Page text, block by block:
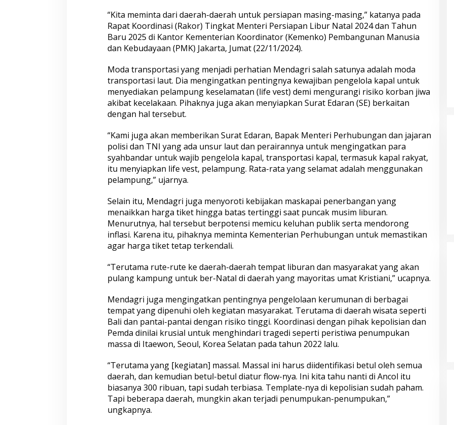
“Kita meminta dari daerah-daerah untuk persiapan masing-masing,” katanya pada
Rapat Koordinasi (Rakor) Tingkat Menteri Persiapan Libur Natal 2024 dan Tahun
Baru 2025 di Kantor Kementerian Koordinator (Kemenko) Pembangunan Manusia
dan Kebudayaan (PMK) Jakarta, Jumat (22/11/2024).
Moda transportasi yang menjadi perhatian Mendagri salah satunya adalah moda
transportasi laut. Dia mengingatkan pentingnya kewajiban pengelola kapal untuk
menyediakan pelampung keselamatan (life vest) demi mengurangi risiko korban jiwa
akibat kecelakaan. Pihaknya juga akan menyiapkan Surat Edaran (SE) berkaitan
dengan hal tersebut.
“Kami juga akan memberikan Surat Edaran, Bapak Menteri Perhubungan dan jajaran
polisi dan TNI yang ada unsur laut dan perairannya untuk mengingatkan para
syahbandar untuk wajib pengelola kapal, transportasi kapal, termasuk kapal rakyat,
itu menyiapkan life vest, pelampung. Rata-rata yang selamat adalah menggunakan
pelampung,” ujarnya.
Selain itu, Mendagri juga menyoroti kebijakan maskapai penerbangan yang
menaikkan harga tiket hingga batas tertinggi saat puncak musim liburan.
Menurutnya, hal tersebut berpotensi memicu keluhan publik serta mendorong
inflasi. Karena itu, pihaknya meminta Kementerian Perhubungan untuk memastikan
agar harga tiket tetap terkendali.
“Terutama rute-rute ke daerah-daerah tempat liburan dan masyarakat yang akan
pulang kampung untuk ber-Natal di daerah yang mayoritas umat Kristiani,” ucapnya.
Mendagri juga mengingatkan pentingnya pengelolaan kerumunan di berbagai
tempat yang dipenuhi oleh kegiatan masyarakat. Terutama di daerah wisata seperti
Bali dan pantai-pantai dengan risiko tinggi. Koordinasi dengan pihak kepolisian dan
Pemda dinilai krusial untuk menghindari tragedi seperti peristiwa penumpukan
massa di Itaewon, Seoul, Korea Selatan pada tahun 2022 lalu.
“Terutama yang [kegiatan] massal. Massal ini harus diidentifikasi betul oleh semua
daerah, dan kemudian betul-betul diatur flow-nya. Ini kita tahu nanti di Ancol itu
biasanya 300 ribuan, tapi sudah terbiasa. Template-nya di kepolisian sudah paham.
Tapi beberapa daerah, mungkin akan terjadi penumpukan-penumpukan,”
ungkapnya.
Musthofa Kamal, S.H., Perwira
Humas Berpengalaman dengan
Rekam Jejak Pengabdian dari
Edukasi Mahasiswa Cegah Judi
Online Lewat Program Polri Goes
to Campus
Tetapkan 32 Tersangka, Kerugian
Korban Capai Rp116,7 Miliar
Wakapolri: Bergabungnya Irjen
Pol. Susilo Teguh Raharjo ke UBISA
Perkuat Jejaring Nasional Pusat
Polda Metro Jaya Kembalikan 67
Kendaraan kepada Pemilik yang
Sah
Buron Kasus Peredaran Ekstasi,
Haradongan Simanjuntak Berhasil
Ditangkap di Riau